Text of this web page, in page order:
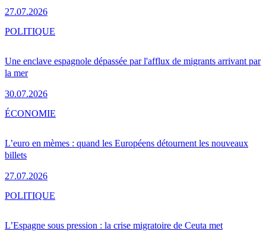
27.07.2026
Une enclave espagnole dépassée par l'afflux de migrants arrivant par
la mer
30.07.2026
POLITIQUE
L’euro en mèmes : quand les Européens détournent les nouveaux
billets
27.07.2026
ÉCONOMIE
L’Espagne sous pression : la crise migratoire de Ceuta met
POLITIQUE